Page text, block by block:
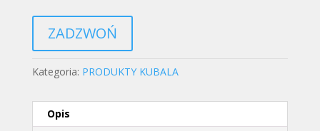
ZADZWOŃ
Kategoria: PRODUKTY KUBALA
Opis